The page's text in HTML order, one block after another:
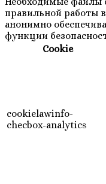
правильной работы
анонимно
функции
Cookie
cookielawinfo-
checbox-analytics